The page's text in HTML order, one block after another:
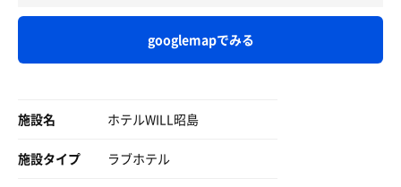
googlemapでみる
施設名 ホテルWILL昭島
施設タイプ ラブホテル